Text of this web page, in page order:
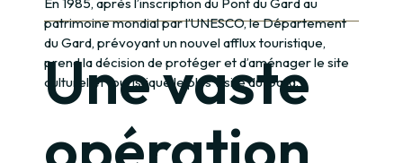
patrimoine mondial par l’UNESCO, le Département
du Gard, prévoyant un nouvel afflux touristique,
prend la décision de protéger et d’aménager le site
culturel et touristique le plus visité du Gard.
Une vaste